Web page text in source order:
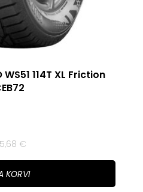
114T XL Friction
€
KORVI